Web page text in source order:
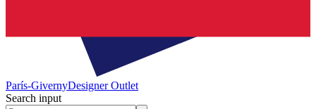
París-GivernyDesigner Outlet
Search input